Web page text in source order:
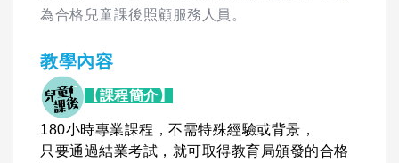
為合格兒童課後照顧服務人員。
教學內容
【課程簡介】
180小時專業課程，不需特殊經驗或背景，
只要通過結業考試，就可取得教育局頒發的合格